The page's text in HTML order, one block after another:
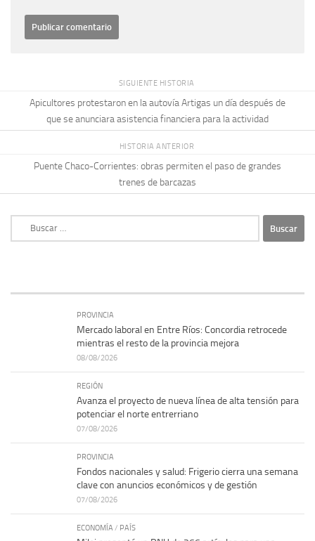
SIGUIENTE HISTORIA
Apicultores protestaron en la autovía Artigas un día después de
que se anunciara asistencia financiera para la actividad
HISTORIA ANTERIOR
Puente Chaco-Corrientes: obras permiten el paso de grandes
trenes de barcazas
PROVINCIA
Mercado laboral en Entre Ríos: Concordia retrocede
mientras el resto de la provincia mejora
08/08/2026
REGIÓN
Avanza el proyecto de nueva línea de alta tensión para
potenciar el norte entrerriano
07/08/2026
PROVINCIA
Fondos nacionales y salud: Frigerio cierra una semana
clave con anuncios económicos y de gestión
07/08/2026
ECONOMÍA / PAÍS